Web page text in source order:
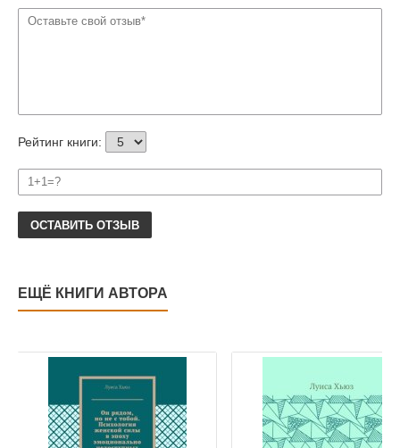
Рейтинг книги:
ОСТАВИТЬ ОТЗЫВ
ЕЩЁ КНИГИ АВТОРА